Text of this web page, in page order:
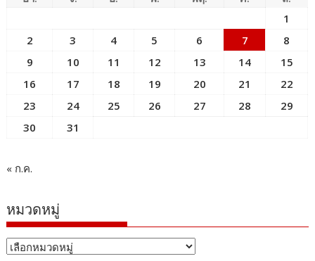
1
2
3 4 5 6 7
8
9
10 11 12 13 14
15
16
17 18 19 20 21
22
23
24 25 26 27 28
29
30
31
« ก.ค.
หมวดหมู่
หมวด